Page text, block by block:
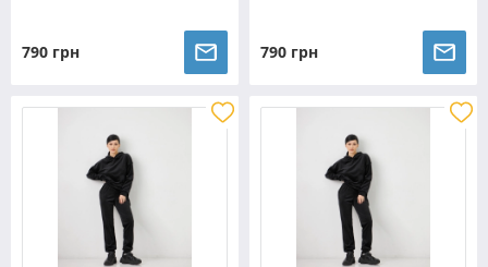
790 грн 790 грн